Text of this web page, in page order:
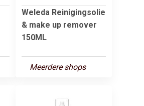
Weleda Reinigingsolie
& make up remover
150ML
Meerdere shops